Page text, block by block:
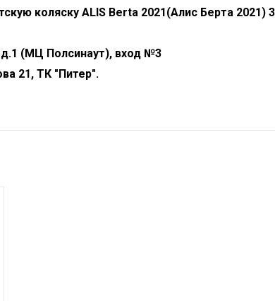
коляску ALIS Berta 2021(Алис Берта 2021)
д.1 (МЦ Полсинаут), вход №3
21, ТК "Питер".